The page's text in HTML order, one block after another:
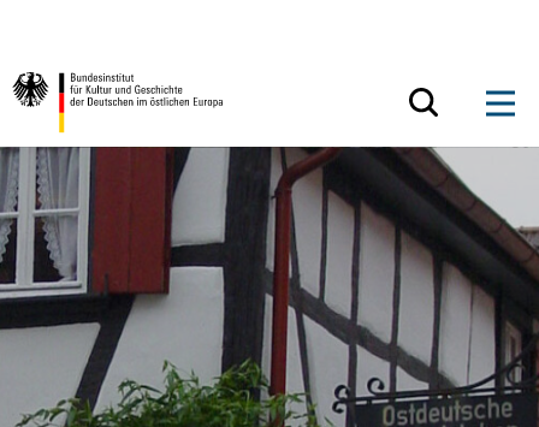
Zurück zur Startseite